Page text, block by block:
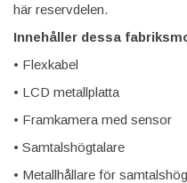
här reservdelen.
Innehåller dessa
• Flexkabel
• LCD metallplatta
• Framkamera med sensor
• Samtalshögtalare
• Metallhållare för